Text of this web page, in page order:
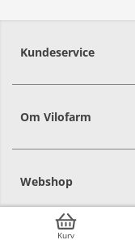
Kurv
Kundeservice
Om Vilofarm
Webshop